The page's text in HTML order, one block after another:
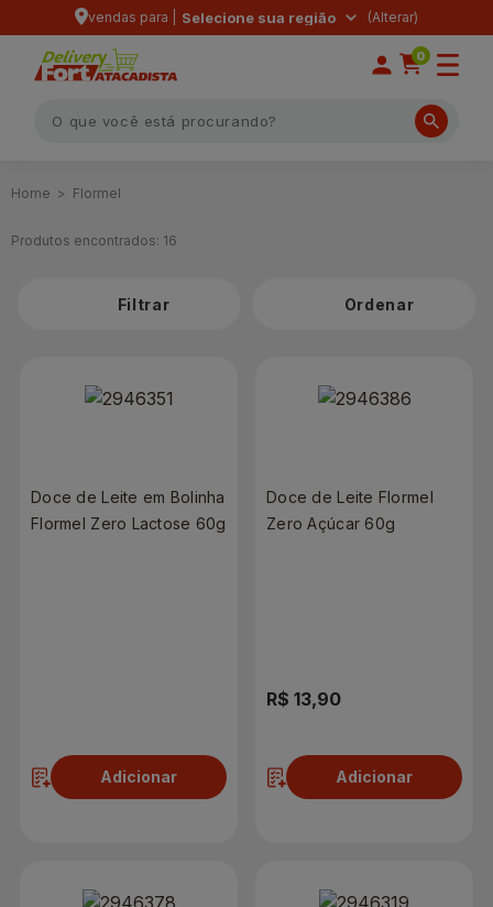
vendas para | Selecione sua região
0
Flormel
Produtos encontrados: 16
Filtrar
Doce de Leite em Bolinha
Flormel Zero Lactose 60g
Adicionar
Doce de Leite Flormel
Zero Açúcar 60g
R$ 13,90
Adicionar